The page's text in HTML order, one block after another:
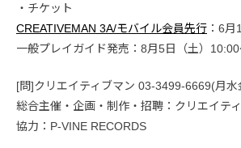
・チケット
CREATIVEMAN 3A/モバイル会員先行 ：6
一般プレイガイド発売：8月5日（土）
[問]クリエイティブマン 03-3499-6669(月
総合主催・企画・制作・招聘：クリエイテ
協力：P-VINE RECORDS